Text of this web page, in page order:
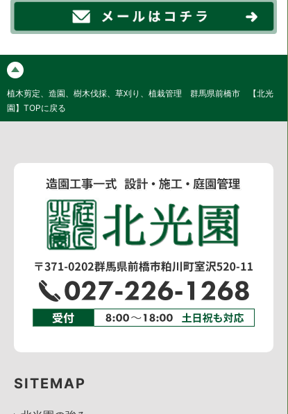
植木剪定、造園、樹木伐採、草刈り、植栽管理 群馬県前橋市 【北光
園】TOPに戻る
SITEMAP